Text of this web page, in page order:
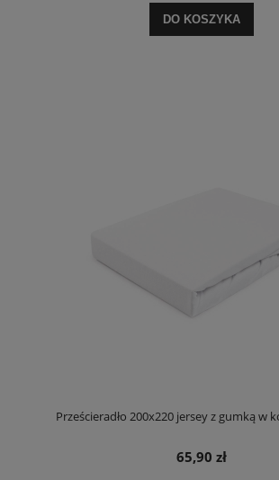
DO KOSZYKA
Prześcieradło 200x220 jersey z gumką w
65,90 zł